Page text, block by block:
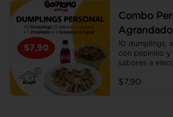
Combo
Agrandado
10 dumplings,
con pepinillo y
sabores a
$7.90